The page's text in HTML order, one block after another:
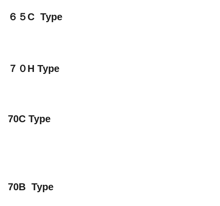
６５C Type
７０H Type
70C Type
70B Type